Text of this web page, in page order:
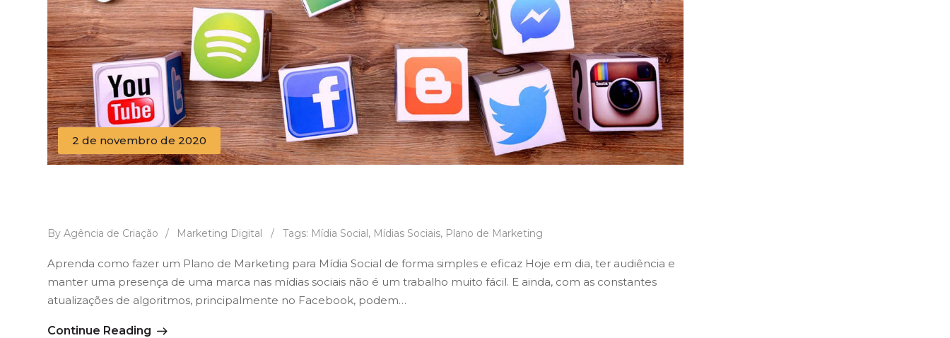
2 de novembro de 2020
By Agência de Criação / Marketing Digital / Tags: Mídia Social, Mídias Sociais, Plano de Marketing
Aprenda como fazer um Plano de Marketing para Mídia Social de forma simples e eficaz Hoje em dia, ter audiência e
manter uma presença de uma marca nas mídias sociais não é um trabalho muito fácil. E ainda, com as constantes
atualizações de algoritmos, principalmente no Facebook, podem…
Continue Reading